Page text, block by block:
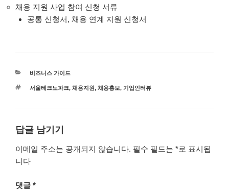
채용 지원 사업 참여 신청 서류
공통 신청서, 채용 연계 지원 신청서
카
고
비즈니스 가이드
태
서울테크노파크, 채용지원, 채용홍보, 기업인터뷰
답글 남기기
이메일 주소는 공개되지 않습니다. 필수 필드는 *로 표시됩
니다
댓글 *